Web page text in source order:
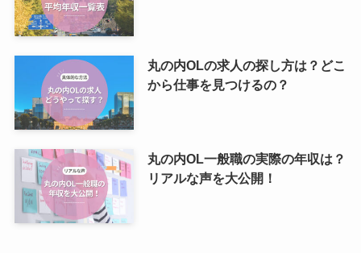
丸の内OLの求人の探し方は？どこ
から仕事を見つけるの？
丸の内OL一般職の実際の年収は？
リアルな声を大公開！